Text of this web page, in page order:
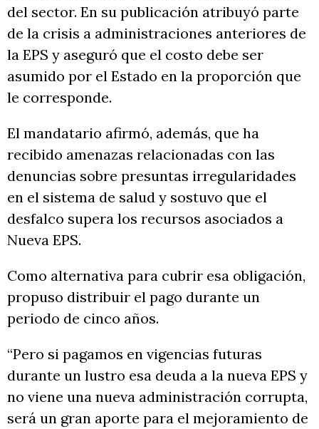
del sector. En su publicación atribuyó parte
de la crisis a administraciones anteriores de
la EPS y aseguró que el costo debe ser
asumido por el Estado en la proporción que
le corresponde.
El mandatario afirmó, además, que ha
recibido amenazas relacionadas con las
denuncias sobre presuntas irregularidades
en el sistema de salud y sostuvo que el
desfalco supera los recursos asociados a
Nueva EPS.
Como alternativa para cubrir esa obligación,
propuso distribuir el pago durante un
periodo de cinco años.
“Pero si pagamos en vigencias futuras
durante un lustro esa deuda a la nueva EPS y
no viene una nueva administración corrupta,
será un gran aporte para el mejoramiento de